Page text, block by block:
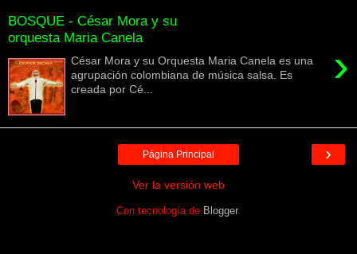
BOSQUE - César Mora y su
orquesta Maria Canela
›
César Mora y su Orquesta Maria Canela es una
agrupación colombiana de música salsa. Es
creada por Cé...
›
Página Principal
Ver la versión web
Con tecnología de Blogger.